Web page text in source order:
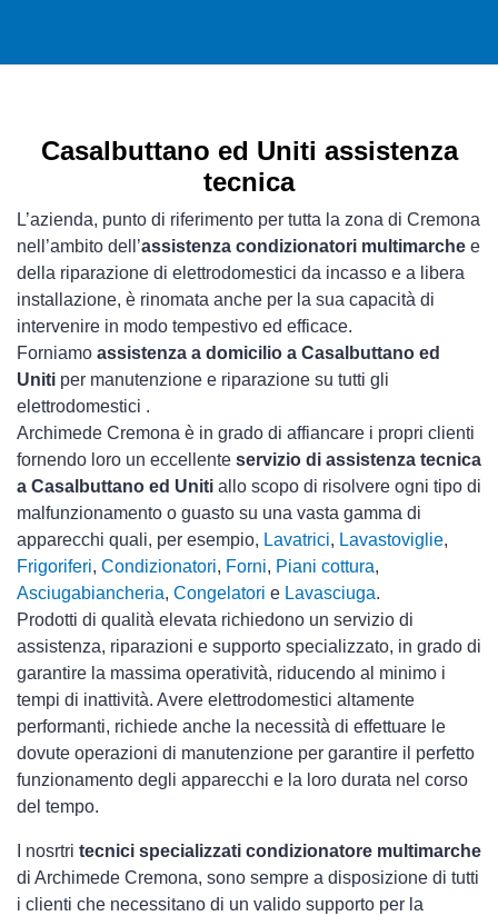
Casalbuttano ed Uniti assistenza
tecnica
L’azienda, punto di riferimento per tutta la zona di Cremona
nell’ambito dell’assistenza condizionatori multimarche e
della riparazione di elettrodomestici da incasso e a libera
installazione, è rinomata anche per la sua capacità di
intervenire in modo tempestivo ed efficace.
Forniamo assistenza a domicilio a Casalbuttano ed
Uniti per manutenzione e riparazione su tutti gli
elettrodomestici .
Archimede Cremona è in grado di affiancare i propri clienti
fornendo loro un eccellente servizio di assistenza tecnica
a Casalbuttano ed Uniti allo scopo di risolvere ogni tipo di
malfunzionamento o guasto su una vasta gamma di
apparecchi quali, per esempio, Lavatrici, Lavastoviglie,
Frigoriferi, Condizionatori, Forni, Piani cottura,
Asciugabiancheria, Congelatori e Lavasciuga.
Prodotti di qualità elevata richiedono un servizio di
assistenza, riparazioni e supporto specializzato, in grado di
garantire la massima operatività, riducendo al minimo i
tempi di inattività. Avere elettrodomestici altamente
performanti, richiede anche la necessità di effettuare le
dovute operazioni di manutenzione per garantire il perfetto
funzionamento degli apparecchi e la loro durata nel corso
del tempo.
I nosrtri tecnici specializzati condizionatore multimarche
di Archimede Cremona, sono sempre a disposizione di tutti
i clienti che necessitano di un valido supporto per la